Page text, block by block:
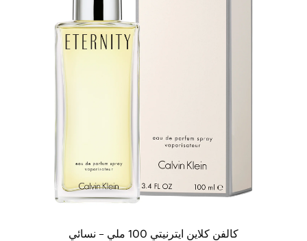
كالفن كلاين ايترنيتي 100 ملي – نسائي